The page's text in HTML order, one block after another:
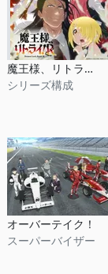
魔王様、リトライ！R
シリーズ構成
オーバーテイク！
スーパーバイザー